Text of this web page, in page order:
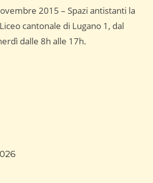
2015 – Spazi antistanti la
cantonale di Lugano 1, dal
dalle 8h alle 17h.